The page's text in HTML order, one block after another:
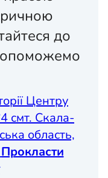
до
Центру
смт. Скала-
область,
Прокласти